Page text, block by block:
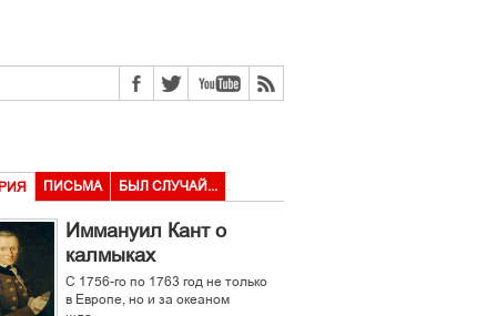
ПИСЬМА БЫЛ СЛУЧАЙ...
Иммануил Кант о
калмыках
С 1756-го по 1763 год не только
в Европе, но и за океаном